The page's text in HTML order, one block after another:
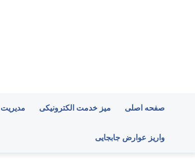
صفحه اصلی میز خدمت الکترونیکی
واریز عوارض جابجایی